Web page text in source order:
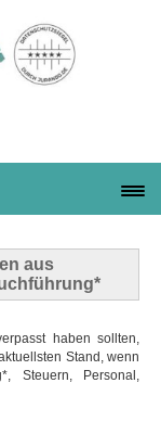
aus
haben sollten,
Stand, wenn
Steuern, Personal,